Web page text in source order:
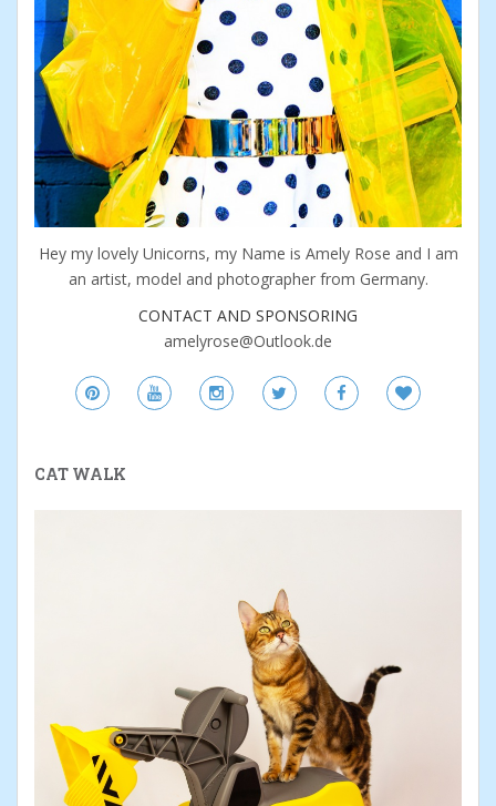
Hey my lovely Unicorns, my Name is Amely Rose and I am
an artist, model and photographer from Germany.
CONTACT AND SPONSORING
amelyrose@Outlook.de
CAT WALK